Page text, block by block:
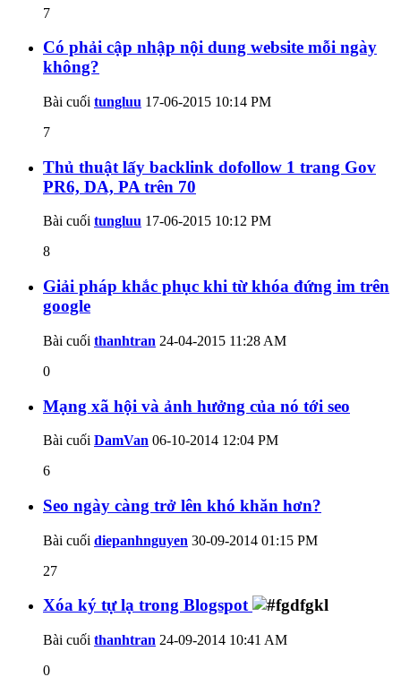
7
Có phải cập nhập nội dung website mỗi ngày
không?
Bài cuối tungluu 17-06-2015 10:14 PM
7
Thủ thuật lấy backlink dofollow 1 trang Gov
PR6, DA, PA trên 70
Bài cuối tungluu 17-06-2015 10:12 PM
8
Giải pháp khắc phục khi từ khóa đứng im trên
google
Bài cuối thanhtran 24-04-2015 11:28 AM
0
Mạng xã hội và ảnh hưởng của nó tới seo
Bài cuối DamVan 06-10-2014 12:04 PM
6
Seo ngày càng trở lên khó khăn hơn?
Bài cuối diepanhnguyen 30-09-2014 01:15 PM
27
Xóa ký tự lạ trong Blogspot
Bài cuối thanhtran 24-09-2014 10:41 AM
0